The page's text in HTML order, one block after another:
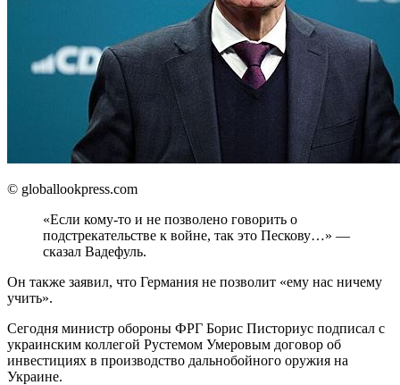
© globallookpress.com
«Если кому-то и не позволено говорить о
подстрекательстве к войне, так это Пескову…» —
сказал Вадефуль.
Он также заявил, что Германия не позволит «ему нас ничему
учить».
Сегодня министр обороны ФРГ Борис Писториус подписал с
украинским коллегой Рустемом Умеровым договор об
инвестициях в производство дальнобойного оружия на
Украине.